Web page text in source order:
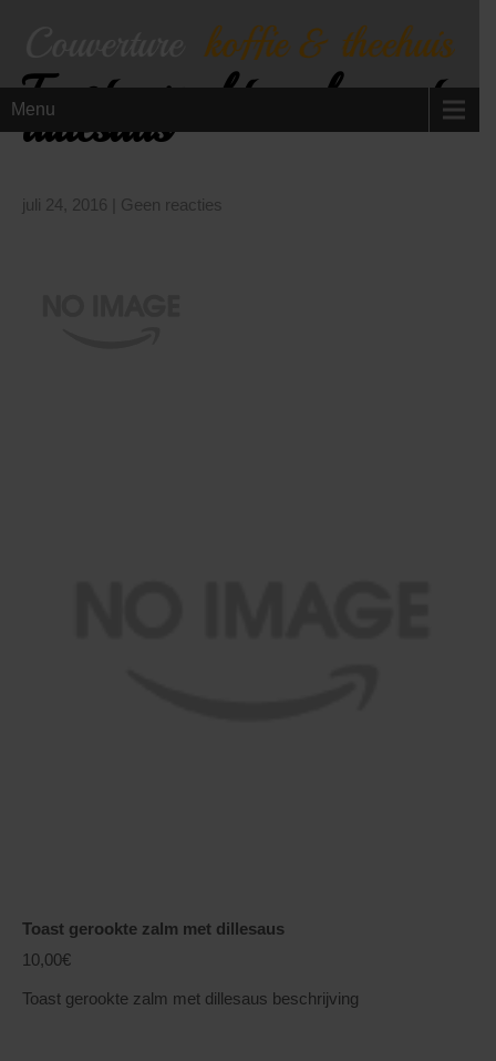
Menu
Toast gerookte zalm met
dillesaus
juli 24, 2016 Geen reacties
Toast gerookte zalm met dillesaus
10,00€
Toast gerookte zalm met dillesaus beschrijving